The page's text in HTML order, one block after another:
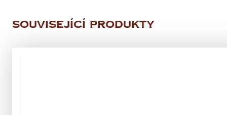
Související produkty